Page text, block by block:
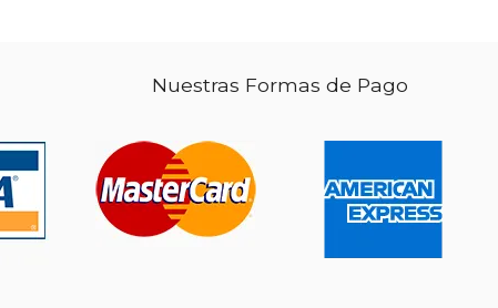
$ 128.35
50%
dcto.
$ 42.69 15%
dcto.
Nuestras Formas de Pago